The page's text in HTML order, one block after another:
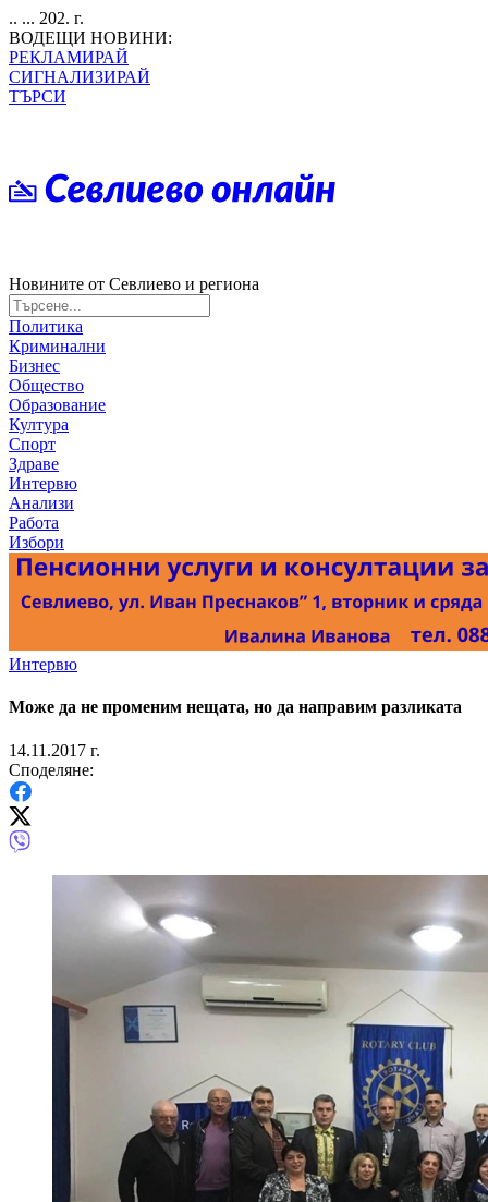
.. ... 202. г.
ВОДЕЩИ НОВИНИ:
РЕКЛАМИРАЙ
СИГНАЛИЗИРАЙ
ТЪРСИ
Новините от Севлиево и региона
Политика
Криминални
Бизнес
Общество
Образование
Култура
Спорт
Здраве
Интервю
Анализи
Работа
Избори
Интервю
Може да не променим нещата, но да направим разликата
14.11.2017 г.
Споделяне: